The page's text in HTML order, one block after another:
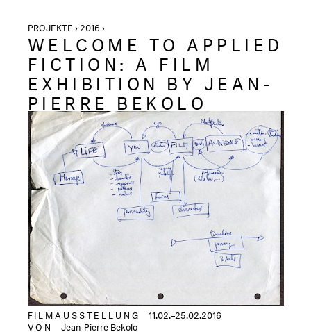
PROJEKTE › 2016 ›
WELCOME TO APPLIED
FICTION: A FILM
EXHIBITION BY JEAN-
PIERRE BEKOLO
FILMAUSSTELLUNG
11.02.–25.02.2016
VON
Jean-Pierre Bekolo